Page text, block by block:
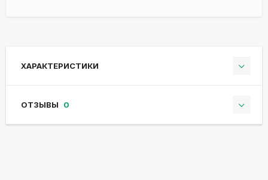
ХАРАКТЕРИСТИКИ
ОТЗЫВЫ 0